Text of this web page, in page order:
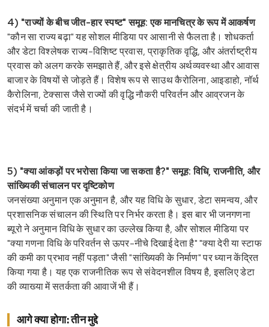
4) "राज्यों के बीच जीत-हार स्पष्ट" समूह: एक मानचित्र के रूप में आकर्षण
"कौन सा राज्य बढ़ा" यह सोशल मीडिया पर आसानी से फैलता है। शोधकर्ता
और डेटा विश्लेषक राज्य-विशिष्ट प्रवास, प्राकृतिक वृद्धि, और अंतर्राष्ट्रीय
प्रवास को अलग करके समझाते हैं, और इसे क्षेत्रीय अर्थव्यवस्था और आवास
बाजार के विषयों से जोड़ते हैं। विशेष रूप से साउथ कैरोलिना, आइडाहो, नॉर्थ
कैरोलिना, टेक्सास जैसे राज्यों की वृद्धि नौकरी परिवर्तन और आव्रजन के
संदर्भ में चर्चा की जाती है।
5) "क्या आंकड़ों पर भरोसा किया जा सकता है?" समूह: विधि, राजनीति, और
सांख्यिकी संचालन पर दृष्टिकोण
जनसंख्या अनुमान एक अनुमान है, और यह विधि के सुधार, डेटा समन्वय, और
प्रशासनिक संचालन की स्थिति पर निर्भर करता है। इस बार भी जनगणना
ब्यूरो ने अनुमान विधि के सुधार का उल्लेख किया है, और सोशल मीडिया पर
"क्या गणना विधि के परिवर्तन से ऊपर-नीचे दिखाई देता है" "क्या देरी या स्टाफ
की कमी का प्रभाव नहीं पड़ता" जैसी "सांख्यिकी के निर्माण" पर ध्यान केंद्रित
किया गया है। यह एक राजनीतिक रूप से संवेदनशील विषय है, इसलिए डेटा
की व्याख्या में सतर्कता की आवाजें भी हैं।
आगे क्या होगा: तीन मुद्दे